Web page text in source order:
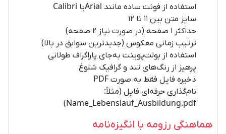
استفاده از فونت ساده مانند Arialیا Calibri
سایز متن بین ۱۱ تا ۱۲
حداکثر ۱ صفحه (در صورت نیاز ۲ صفحه)
ترتیب زمانی معکوس (جدیدترین سوابق در بالا)
استفاده از بولت‌پوینت به‌جای پاراگراف طولانی
پرهیز از رنگ‌های تند و گرافیک شلوغ
ذخیره فایل فقط به صورت PDF
نام‌گذاری حرفه‌ای فایل (مثلاً:
Name_Lebenslauf_Ausbildung.pdf)
هماهنگی رزومه با انگیزه‌نامه